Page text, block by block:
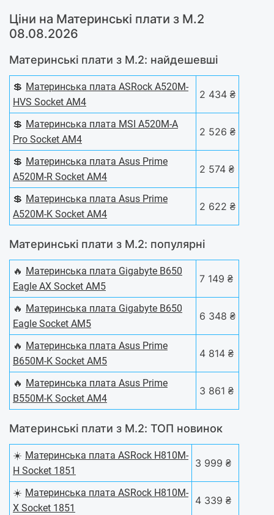
Ціни на Материнські плати з M.2
08.08.2026
Материнські плати з M.2: найдешевші
💲 Материнська плата ASRock A520M-
HVS Socket AM4
2 434 ₴
💲 Материнська плата MSI A520M-A
Pro Socket AM4
2 526 ₴
💲 Материнська плата Asus Prime
A520M-R Socket AM4
2 574 ₴
💲 Материнська плата Asus Prime
A520M-K Socket AM4
2 622 ₴
Материнські плати з M.2: популярні
🔥 Материнська плата Gigabyte B650
Eagle AX Socket AM5
7 149 ₴
🔥 Материнська плата Gigabyte B650
Eagle Socket AM5
6 348 ₴
🔥 Материнська плата Asus Prime
B650M-K Socket AM5
4 814 ₴
🔥 Материнська плата Asus Prime
B550M-K Socket AM4
3 861 ₴
Материнські плати з M.2: ТОП новинок
☀️ Материнська плата ASRock H810M-
H Socket 1851
3 999 ₴
☀️ Материнська плата ASRock H810M-
X Socket 1851
4 339 ₴